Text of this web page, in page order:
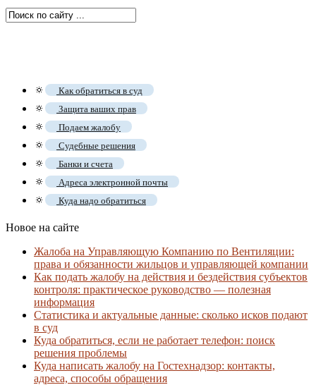
🔅 Как обратиться в суд
🔅 Защита ваших прав
🔅 Подаем жалобу
🔅 Судебные решения
🔅 Банки и счета
🔅 Адреса электронной почты
🔅 Куда надо обратиться
Новое на сайте
Жалоба на Управляющую Компанию по Вентиляции:
права и обязанности жильцов и управляющей компании
Как подать жалобу на действия и бездействия субъектов
контроля: практическое руководство — полезная
информация
Статистика и актуальные данные: сколько исков подают
в суд
Куда обратиться, если не работает телефон: поиск
решения проблемы
Куда написать жалобу на Гостехнадзор: контакты,
адреса, способы обращения